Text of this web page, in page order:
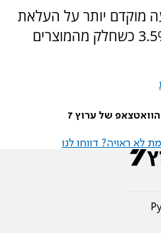
מוקדם יותר על העלאת
מחירים בשיעור ממוצע של 3.5% כשחלק מהמוצרים
של ערוץ 7
לא ראויה? דווחו לנו